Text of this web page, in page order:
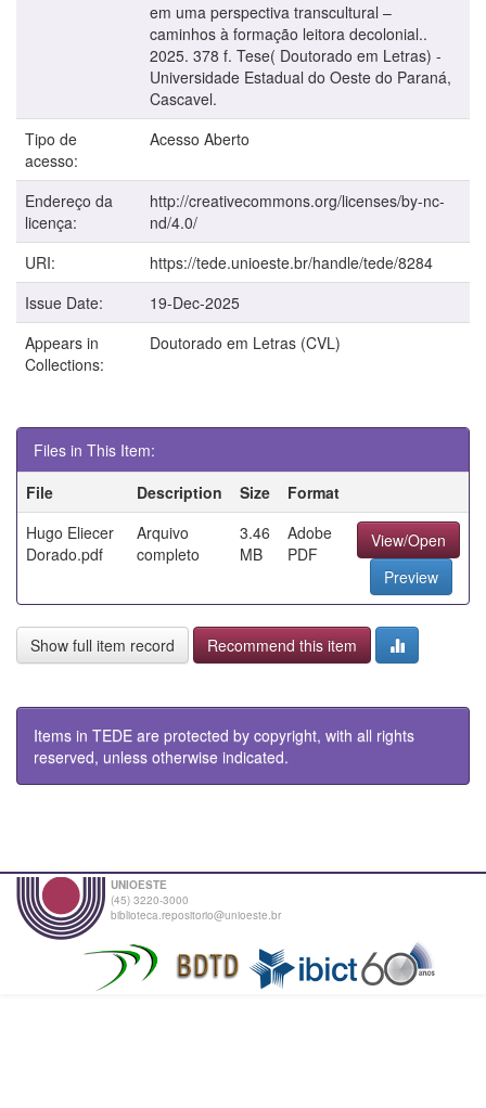
em uma perspectiva transcultural –
caminhos à formação leitora decolonial..
2025. 378 f. Tese( Doutorado em Letras) -
Universidade Estadual do Oeste do Paraná,
Cascavel.
Tipo de
acesso:
Acesso Aberto
Endereço da
licença:
http://creativecommons.org/licenses/by-nc-
nd/4.0/
URI:
https://tede.unioeste.br/handle/tede/8284
Issue Date:
19-Dec-2025
Appears in
Collections:
Doutorado em Letras (CVL)
Files in This Item:
File
Description Size
Format
Hugo Eliecer
Dorado.pdf
Arquivo
completo
3.46
MB
Adobe
PDF
View/Open
Preview
Show full item record Recommend this item
Items in TEDE are protected by copyright, with all rights
reserved, unless otherwise indicated.
UNIOESTE
(45) 3220-3000
biblioteca.repositorio@unioeste.br